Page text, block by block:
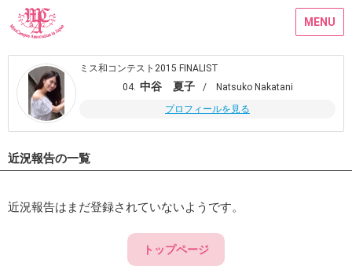
MENU
ミス和コンテスト2015 FINALIST
04. 中谷 夏子
/ Natsuko Nakatani
プロフィールを見る
近況報告の一覧
近況報告はまだ登録されていないようです。
トップページ